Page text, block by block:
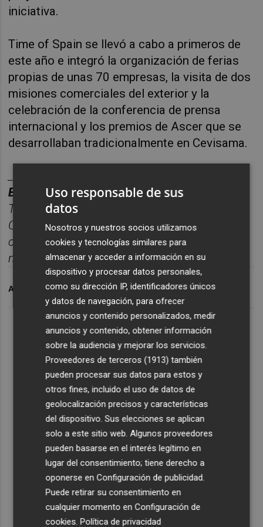
iniciativa.
Time of Spain se llevó a cabo a primeros de
este año e integró la organización de ferias
propias de unas 70 empresas, la visita de dos
misiones comerciales del exterior y la
celebración de la conferencia de prensa
internacional y los premios de Ascer que se
desarrollaban tradicionalmente en Cevisama.
BOLETÍN PLAZA CERÁMICA.
Toda la información del sector cerá
Castellón, reunida cada semana en un solo
correo para tener una visión completa del
mercado. Suscríbetegratis al boletín aquí
ARCHIVADO EN ASCER TIME OF SPAIN
Uso responsable de sus
datos
Nosotros y nuestros socios utilizamos
cookies y tecnologías similares para
almacenar y acceder a información en su
dispositivo y procesar datos personales,
como su dirección IP, identificadores únicos
y datos de navegación, para ofrecer
anuncios y contenido personalizados, medir
anuncios y contenido, obtener información
sobre la audiencia y mejorar los servicios.
Proveedores de terceros (1913) también
pueden procesar sus datos para estos y
otros fines, incluido el uso de datos de
geolocalización precisos y características
del dispositivo. Sus elecciones se aplican
solo a este sitio web. Algunos proveedores
pueden basarse en el interés legítimo en
lugar del consentimiento; tiene derecho a
oponerse enConfiguración de publicidad
Puede retirar su consentimiento en
cualquier momento enConfiguración de
cookies .Política de privacidad